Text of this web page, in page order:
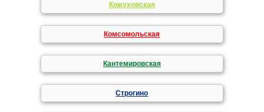
Кожуховская
Комсомольская
Кантемировская
Строгино